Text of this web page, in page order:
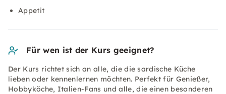
Appetit
Für wen ist der Kurs geeignet?
Der Kurs richtet sich an alle, die die sardische Küche
lieben oder kennenlernen möchten. Perfekt für Genießer,
Hobbyköche, Italien-Fans und alle, die einen besonderen